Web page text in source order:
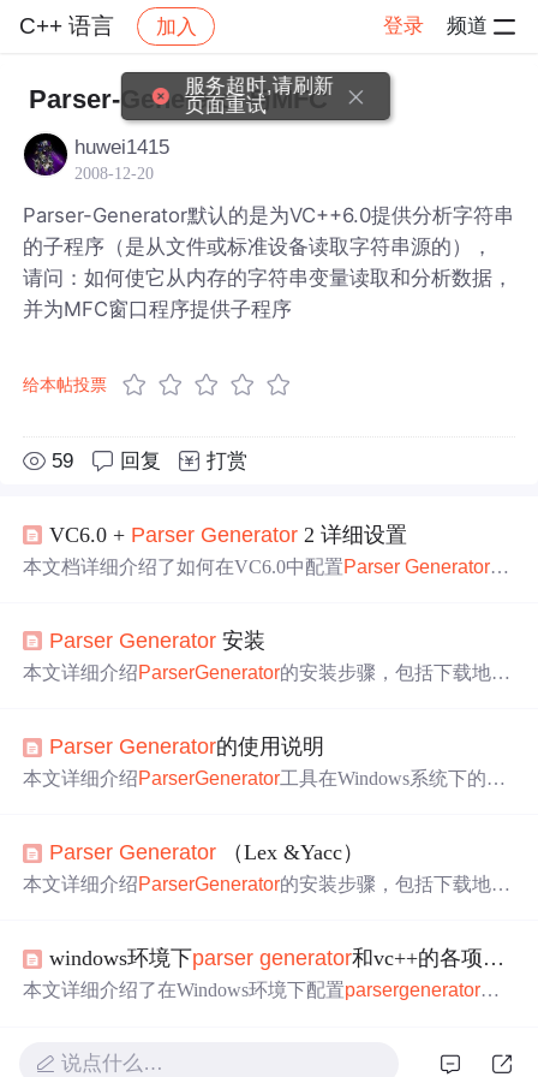
C++ 语言 加入 登录 频道
社区 C++ 语言 帖子详情
Parser-Generator与MFC
huwei1415
2008-12-20
Parser-Generator默认的是为VC++6.0提供分析字符串
的子程序（是从文件或标准设备读取字符串源的），
请问：如何使它从内存的字符串变量读取和分析数据，
并为MFC窗口程序提供子程序
给本帖投票
59 回复 打赏
VC6.0 + Parser Generator 2 详细设置
本文档详细介绍了如何在VC6.0中配置Parser Generator
选择Visual C++ (32-bit)，指定VC安装目录。接着，调整V
C++的目录选项，添加Include、Library和Source文件路径。
需要链接不同的库文件，如yld.lib和yl.lib。确保正确配置，
才能成功编译和使用LEX及YACC库。
Parser Generator 安装
本文详细介绍ParserGenerator的安装步骤，包括下载地
Parser Generator的使用说明
本文详细介绍ParserGenerator工具在Windows系统下的安
Parser Generator （Lex &Yacc）
本文详细介绍ParserGenerator的安装步骤，包括下载地
windows环境下parser generator和vc++的各项配置 （lex配置）
本文详细介绍了在Windows环境下配置parsergenerator和v
++中的编译与运行。
说点什么…
服务超时,请刷新
页面重试